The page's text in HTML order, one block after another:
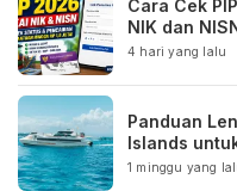
Cara Cek
NIK dan
4 hari yang lalu
Panduan
Islands
1 minggu yang